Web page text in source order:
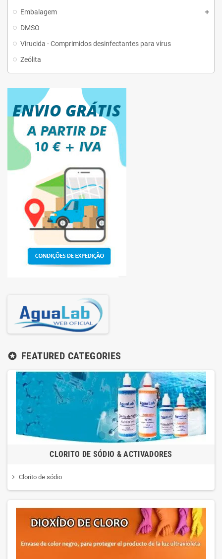
Embalagem
DMSO
Virucida - Comprimidos desinfectantes para vírus
Zeólita
stars FEATURED CATEGORIES
CLORITO DE SÓDIO & ACTIVADORES
Clorito de sódio